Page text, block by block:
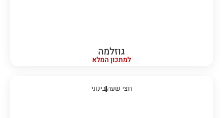
גוזלמה
למתכון המלא
חצי שעהבינוני